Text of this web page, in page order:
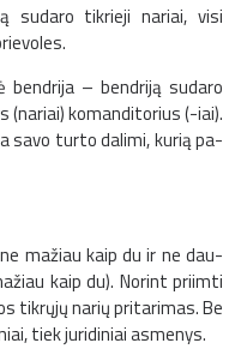
sudaro tikrieji nariai, visi
ben­dri­ja – bendriją sudaro
(nariai) komanditorius (-iai).
sa­vo tur­to da­li­mi, ku­rią pa­
ma­žiau kaip du ir ne dau­
kaip du). Norint priimti
tikrųjų na­rių pri­ta­ri­mas. Be
tiek ju­ri­di­niai as­me­nys.